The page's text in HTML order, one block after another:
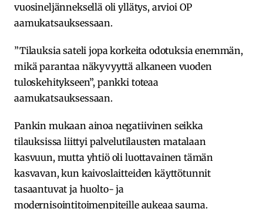
vuosineljänneksellä oli yllätys, arvioi OP
aamukatsauksessaan.
”Tilauksia sateli jopa korkeita odotuksia enemmän,
mikä parantaa näkyvyyttä alkaneen vuoden
tuloskehitykseen”, pankki toteaa
aamukatsauksessaan.
Pankin mukaan ainoa negatiivinen seikka
tilauksissa liittyi palvelutilausten matalaan
kasvuun, mutta yhtiö oli luottavainen tämän
kasvavan, kun kaivoslaitteiden käyttötunnit
tasaantuvat ja huolto- ja
modernisointitoimenpiteille aukeaa sauma.